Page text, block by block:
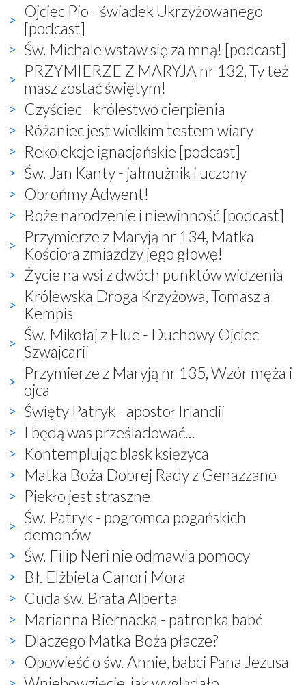
Ojciec Pio - świadek Ukrzyżowanego
[podcast]
Św. Michale wstaw się za mną! [podcast]
PRZYMIERZE Z MARYJĄ nr 132, Ty też
masz zostać świętym!
Czyściec - królestwo cierpienia
Różaniec jest wielkim testem wiary
Rekolekcje ignacjańskie [podcast]
Św. Jan Kanty - jałmużnik i uczony
Obrońmy Adwent!
Boże narodzenie i niewinność [podcast]
Przymierze z Maryją nr 134, Matka
Kościoła zmiażdży jego głowę!
Życie na wsi z dwóch punktów widzenia
Królewska Droga Krzyżowa, Tomasz a
Kempis
Św. Mikołaj z Flue - Duchowy Ojciec
Szwajcarii
Przymierze z Maryją nr 135, Wzór męża i
ojca
Święty Patryk - apostoł Irlandii
I będą was prześladować...
Kontemplując blask księżyca
Matka Boża Dobrej Rady z Genazzano
Piekło jest straszne
Św. Patryk - pogromca pogańskich
demonów
Św. Filip Neri nie odmawia pomocy
Bł. Elżbieta Canori Mora
Cuda św. Brata Alberta
Marianna Biernacka - patronka babć
Dlaczego Matka Boża płacze?
Opowieść o św. Annie, babci Pana Jezusa